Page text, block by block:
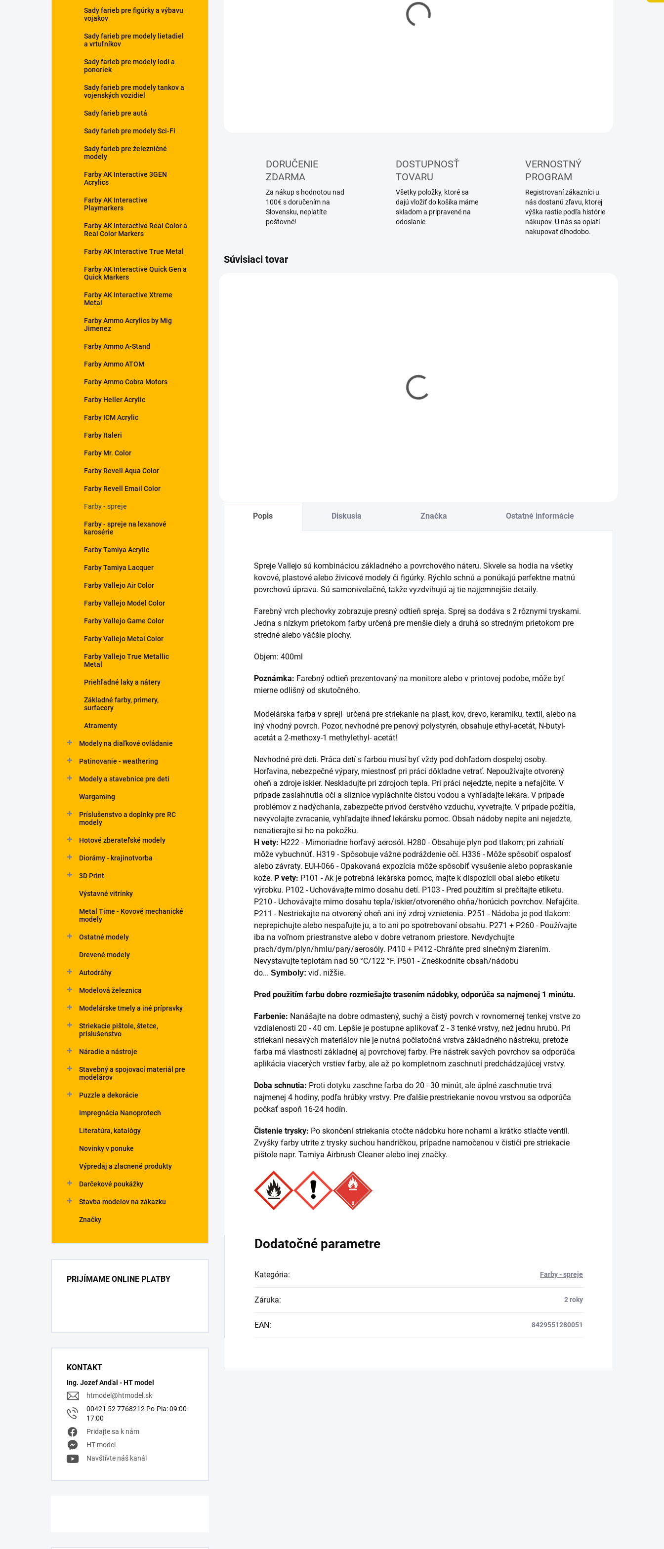
Sady farieb pre figúrky a výbavu
vojakov
Sady farieb pre modely lietadiel
a vrtuľníkov
Sady farieb pre modely lodí a
ponoriek
Sady farieb pre modely tankov a
vojenských vozidiel
Sady farieb pre autá
Sady farieb pre modely Sci-Fi
Sady farieb pre železničné
modely
Farby AK Interactive 3GEN
Acrylics
Farby AK Interactive
Playmarkers
Farby AK Interactive Real Color a
Real Color Markers
Farby AK Interactive True Metal
Farby AK Interactive Quick Gen a
Quick Markers
Farby AK Interactive Xtreme
Metal
Farby Ammo Acrylics by Mig
Jimenez
Farby Ammo A-Stand
Farby Ammo ATOM
Farby Ammo Cobra Motors
Farby Heller Acrylic
Farby ICM Acrylic
Farby Italeri
Farby Mr. Color
Farby Revell Aqua Color
Farby Revell Email Color
Farby - spreje
Farby - spreje na lexanové
karosérie
Farby Tamiya Acrylic
Farby Tamiya Lacquer
Farby Vallejo Air Color
Farby Vallejo Model Color
Farby Vallejo Game Color
Farby Vallejo Metal Color
Farby Vallejo True Metallic
Metal
Priehľadné laky a nátery
Základné farby, primery,
surfacery
Atramenty
Modely na diaľkové ovládanie
Patinovanie - weathering
Modely a stavebnice pre deti
Wargaming
Príslušenstvo a doplnky pre RC
modely
Hotové zberateľské modely
Diorámy - krajinotvorba
3D Print
Výstavné vitrínky
Metal Time - Kovové mechanické
modely
Ostatné modely
Drevené modely
Autodráhy
Modelová železnica
Modelárske tmely a iné prípravky
Striekacie pištole, štetce,
príslušenstvo
Náradie a nástroje
Stavebný a spojovací materiál pre
modelárov
Puzzle a dekorácie
Impregnácia Nanoprotech
Literatúra, katalógy
Novinky v ponuke
Výpredaj a zlacnené produkty
Darčekové poukážky
Stavba modelov na zákazku
Značky
PRIJÍMAME ONLINE PLATBY
KONTAKT
Ing. Jozef Anďal - HT model
htmodel@htmodel.sk
00421 52 7768212 Po-Pia: 09:00-
17:00
Pridajte sa k nám
HT model
Navštívte náš kanál
MOŽNOSTI
DORUČENIA
DORUČENIE
ZDARMA
Za nákup s hodnotou nad
100€ s doručením na
Slovensku, neplatíte
poštovné!
DOSTUPNOSŤ
TOVARU
Všetky položky, ktoré sa
dajú vložiť do košíka máme
skladom a pripravené na
odoslanie.
VERNOSTNÝ
PROGRAM
Registrovaní zákazníci u
nás dostanú zľavu, ktorej
výška rastie podľa histórie
nákupov. U nás sa oplatí
nakupovať dlhodobo.
Súvisiaci tovar
Popis Diskusia Značka Ostatné informácie
Spreje Vallejo sú kombináciou základného a povrchového náteru. Skvele sa hodia na všetky
kovové, plastové alebo živicové modely či figúrky. Rýchlo schnú a ponúkajú perfektne matnú
povrchovú úpravu. Sú samonivelačné, takže vyzdvihujú aj tie najjemnejšie detaily.
Farebný vrch plechovky zobrazuje presný odtieň spreja. Sprej sa dodáva s 2 rôznymi tryskami.
Jedna s nízkym prietokom farby určená pre menšie diely a druhá so stredným prietokom pre
stredné alebo väčšie plochy.
Objem: 400ml
Poznámka: Farebný odtieň prezentovaný na monitore alebo v printovej podobe, môže byť
mierne odlišný od skutočného.
Modelárska farba v spreji určená pre striekanie na plast, kov, drevo, keramiku, textil, alebo na
iný vhodný povrch. Pozor, nevhodné pre penový polystyrén, obsahuje ethyl-acetát, N-butyl-
acetát a 2-methoxy-1 methylethyl- acetát!
Nevhodné pre deti. Práca detí s farbou musí byť vždy pod dohľadom dospelej osoby.
Horľavina, nebezpečné výpary, miestnosť pri práci dôkladne vetrať. Nepoužívajte otvorený
oheň a zdroje iskier. Neskladujte pri zdrojoch tepla. Pri práci nejedzte, nepite a nefajčite. V
prípade zasiahnutia očí a sliznice vypláchnite čistou vodou a vyhľadajte lekára. V prípade
problémov z nadýchania, zabezpečte prívod čerstvého vzduchu, vyvetrajte. V prípade požitia,
nevyvolajte zvracanie, vyhľadajte ihneď lekársku pomoc. Obsah nádoby nepite ani nejedzte,
nenatierajte si ho na pokožku.
H vety: H222 - Mimoriadne horľavý aerosól. H280 - Obsahuje plyn pod tlakom; pri zahriatí
môže vybuchnúť. H319 - Spôsobuje vážne podráždenie očí. H336 - Môže spôsobiť ospalosť
alebo závraty. EUH-066 - Opakovaná expozícia môže spôsobiť vysušenie alebo popraskanie
kože. P vety: P101 - Ak je potrebná lekárska pomoc, majte k dispozícii obal alebo etiketu
výrobku. P102 - Uchovávajte mimo dosahu detí. P103 - Pred použitím si prečítajte etiketu.
P210 - Uchovávajte mimo dosahu tepla/iskier/otvoreného ohňa/horúcich povrchov. Nefajčite.
P211 - Nestriekajte na otvorený oheň ani iný zdroj vznietenia. P251 - Nádoba je pod tlakom:
neprepichujte alebo nespaľujte ju, a to ani po spotrebovaní obsahu. P271 + P260 - Používajte
iba na voľnom priestranstve alebo v dobre vetranom priestore. Nevdychujte
prach/dym/plyn/hmlu/pary/aerosóly. P410 + P412 -Chráňte pred slnečným žiarením.
Nevystavujte teplotám nad 50 °C/122 °F. P501 - Zneškodnite obsah/nádobu
do... Symboly: viď. nižšie.
Pred použitím farbu dobre rozmiešajte trasením nádobky, odporúča sa najmenej 1 minútu.
Farbenie: Nanášajte na dobre odmastený, suchý a čistý povrch v rovnomernej tenkej vrstve zo
vzdialenosti 20 - 40 cm. Lepšie je postupne aplikovať 2 - 3 tenké vrstvy, než jednu hrubú. Pri
striekaní nesavých materiálov nie je nutná počiatočná vrstva základného nástreku, pretože
farba má vlastnosti základnej aj povrchovej farby. Pre nástrek savých povrchov sa odporúča
aplikácia viacerých vrstiev farby, ale až po kompletnom zaschnutí predchádzajúcej vrstvy.
Doba schnutia: Proti dotyku zaschne farba do 20 - 30 minút, ale úplné zaschnutie trvá
najmenej 4 hodiny, podľa hrúbky vrstvy. Pre ďalšie prestriekanie novou vrstvou sa odporúča
počkať aspoň 16-24 hodín.
Čistenie trysky: Po skončení striekania otočte nádobku hore nohami a krátko stlačte ventil.
Zvyšky farby utrite z trysky suchou handričkou, prípadne namočenou v čističi pre striekacie
pištole napr. Tamiya Airbrush Cleaner alebo inej značky.
Dodatočné parametre
Kategória: Farby - spreje
Záruka: 2 roky
EAN: 8429551280051